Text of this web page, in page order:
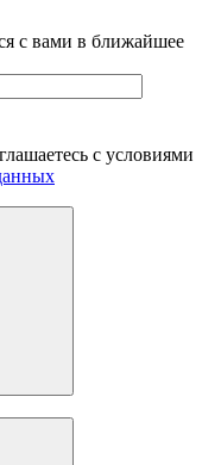
с вами в ближайшее
с условиями